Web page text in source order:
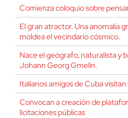
Comienza coloquio sobre
El gran atractor. Una anomalía
moldea el vecindario cósmico.
Nace el geógrafo, naturalista y
Johann Georg Gmelin.
Italianos amigos de Cuba
Convocan a creación de
licitaciones públicas